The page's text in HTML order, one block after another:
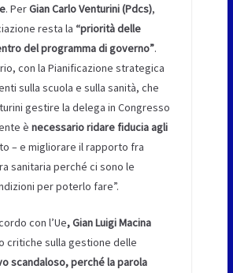
. PerGian Carlo Venturini (Pdcs),
resta la “priorità delle
del programma di governo”.
con la Pianificazione strategica
sulla scuola e sulla sanità, che
gestire la delega in Congresso
è necessario ridare fiducia agli
– e migliorare il rapporto fra
sanitaria perché ci sono le
per poterlo fare”.
con l’Ue, Gian Luigi Macina
critiche sulla gestione delle
scandaloso, perché la parola